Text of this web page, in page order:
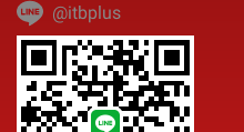
@itbplus